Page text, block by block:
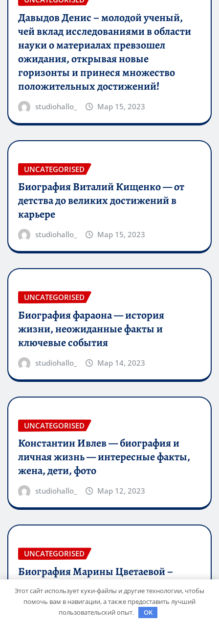
Давыдов Денис – молодой ученый,
чей вклад исследованиями в области
науки о материалах превзошел
ожидания, открывая новые
горизонты и принеся множество
положительных достижений!
studiohallo_ Мар 15, 2023
UNCATEGORISED
Биография Виталий Кищенко — от
детства до великих достижений в
карьере
studiohallo_ Мар 15, 2023
UNCATEGORISED
Биография фараона — история
жизни, неожиданные факты и
ключевые события
studiohallo_ Мар 14, 2023
UNCATEGORISED
Константин Ивлев — биография и
личная жизнь — интересные факты,
жена, дети, фото
studiohallo_ Мар 12, 2023
UNCATEGORISED
Биография Марины Цветаевой –
краткий анализ и обзор жизни и
творчества великой русской поэтессы
Мар 12, 2023
Этот сайт использует куки-файлы и другие технологии, чтобы
помочь вам в навигации, а также предоставить лучший
пользовательский опыт.
OK